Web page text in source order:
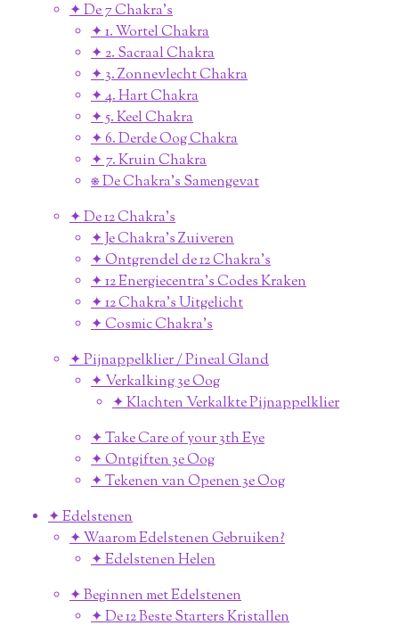
✦ De 7 Chakra's
✦ 1. Wortel Chakra
✦ 2. Sacraal Chakra
✦ 3. Zonnevlecht Chakra
✦ 4. Hart Chakra
✦ 5. Keel Chakra
✦ 6. Derde Oog Chakra
✦ 7. Kruin Chakra
⎈ De Chakra's Samengevat
✦ De 12 Chakra's
✦ Je Chakra's Zuiveren
✦ Ontgrendel de 12 Chakra's
✦ 12 Energiecentra's Codes Kraken
✦ 12 Chakra's Uitgelicht
✦ Cosmic Chakra's
✦ Pijnappelklier / Pineal Gland
✦ Verkalking 3e Oog
✦ Klachten Verkalkte Pijnappelklier
✦ Take Care of your 3th Eye
✦ Ontgiften 3e Oog
✦ Tekenen van Openen 3e Oog
✦ Edelstenen
✦ Waarom Edelstenen Gebruiken?
✦ Edelstenen Helen
✦ Beginnen met Edelstenen
✦ De 12 Beste Starters Kristallen